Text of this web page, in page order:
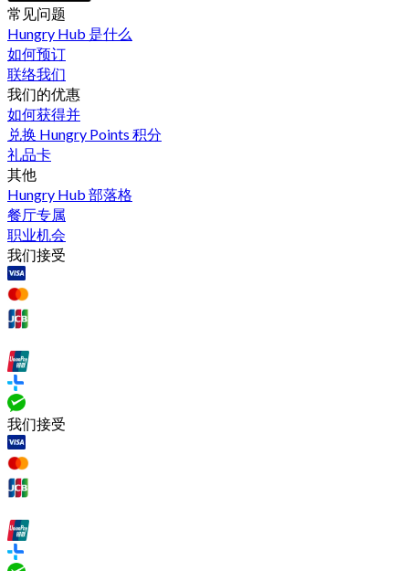
常见问题
Hungry Hub 是什么
如何预订
联络我们
我们的优惠
如何获得并
兑换 Hungry Points 积分
礼品卡
其他
Hungry Hub 部落格
餐厅专属
职业机会
我们接受
我们接受